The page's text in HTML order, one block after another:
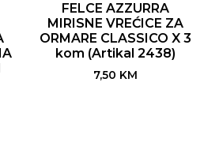
FELCE AZZURRA
MIRISNE VREĆICE ZA
ORMARE CLASSICO X 3
kom (Artikal 2438)
7,50 KM